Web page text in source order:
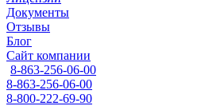
Документы
Отзывы
Блог
Сайт компании
8-863-256-06-00
8-863-256-06-00
8-800-222-69-90